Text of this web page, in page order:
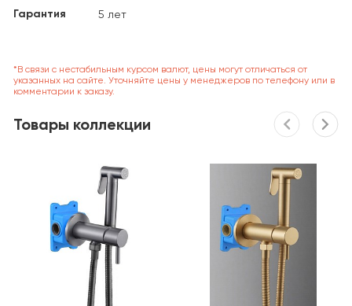
Гарантия 5 лет
*В связи с нестабильным курсом валют, цены могут отличаться от
указанных на сайте. Уточняйте цены у менеджеров по телефону или в
комментарии к заказу.
Товары коллекции